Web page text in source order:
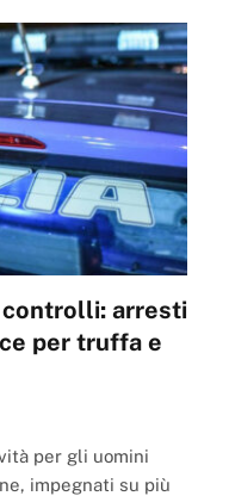
controlli: arresti
per truffa e
per gli uomini
impegnati su più